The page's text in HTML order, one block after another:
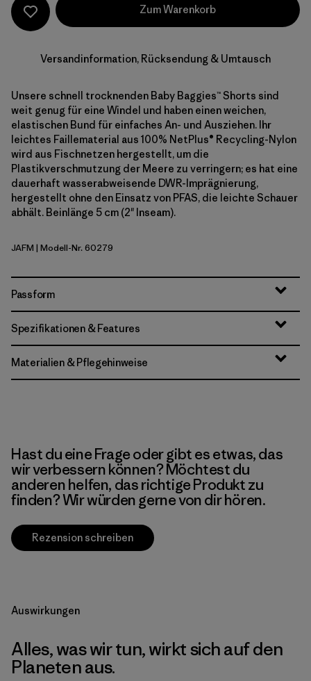
Zum Warenkorb
Versandinformation, Rücksendung & Umtausch
Unsere schnell trocknenden Baby Baggies™ Shorts sind
weit genug für eine Windel und haben einen weichen,
elastischen Bund für einfaches An- und Ausziehen. Ihr
leichtes Faillematerial aus 100% NetPlus® Recycling-Nylon
wird aus Fischnetzen hergestellt, um die
Plastikverschmutzung der Meere zu verringern; es hat eine
dauerhaft wasserabweisende DWR-Imprägnierung,
hergestellt ohne den Einsatz von PFAS, die leichte Schauer
abhält. Beinlänge 5 cm (2" Inseam).
Jaggy: Faded Magenta
JAFM | Modell-Nr. 60279
Passform
Spezifikationen & Features
Materialien & Pflegehinweise
Hast du eine Frage oder gibt es etwas, das
wir verbessern können? Möchtest du
anderen helfen, das richtige Produkt zu
finden? Wir würden gerne von dir hören.
Rezension schreiben
Auswirkungen
Alles, was wir tun, wirkt sich auf den
Planeten aus.